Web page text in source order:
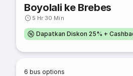
Boyolali ke Brebes
5 Hr 30 Min
Dapatkan Diskon 25% +
6 bus options